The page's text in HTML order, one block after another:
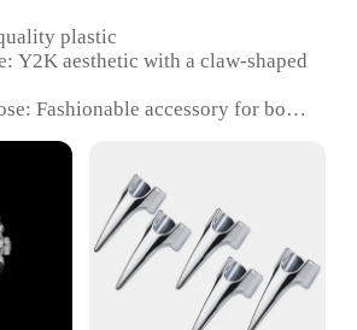
plastic
Y2K aesthetic with a claw-shaped
Fashionable accessory for both
Property: Durable and lightweight
Weight or Quantity: Compact and
Ideal for Y2K enthusiasts and
individuals